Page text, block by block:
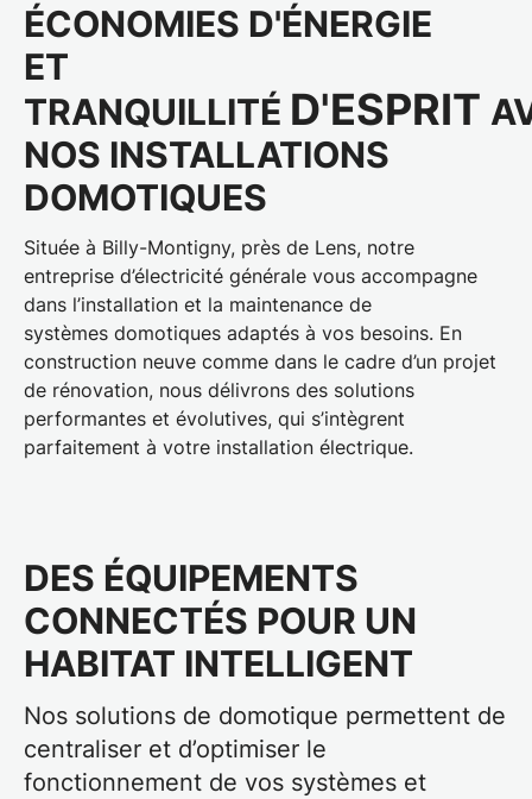
ÉCONOMIES D'ÉNERGIE
ET
TRANQUILLITÉ D'ESPRIT
NOS INSTALLATIONS
DOMOTIQUES
Située à Billy-Montigny, près de Lens, notre
entreprise d’électricité générale vous accompagne
dans l’installation et la maintenance de
systèmes domotiques adaptés à vos besoins. En
construction neuve comme dans le cadre d’un projet
de rénovation, nous délivrons des solutions
performantes et évolutives, qui s’intègrent
parfaitement à votre installation électrique.
DES ÉQUIPEMENTS
CONNECTÉS POUR UN
HABITAT INTELLIGENT
Nos solutions de domotique permettent de
centraliser et d’optimiser le
fonctionnement de vos systèmes et